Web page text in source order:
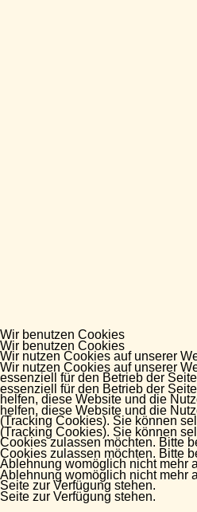
Wir benutzen Cookies
Wir nutzen Cookies auf unserer
essenziell für den Betrieb der
helfen, diese Website und die
(Tracking Cookies). Sie können
Cookies zulassen möchten. Bitte
Ablehnung womöglich nicht mehr
Seite zur Verfügung stehen.
Wir benutzen Cookies
Wir nutzen Cookies auf unserer
essenziell für den Betrieb der
helfen, diese Website und die
(Tracking Cookies). Sie können
Cookies zulassen möchten. Bitte
Ablehnung womöglich nicht mehr
Seite zur Verfügung stehen.